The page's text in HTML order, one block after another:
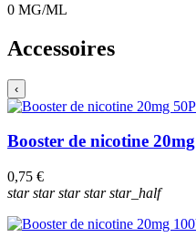
0 MG/ML
Accessoires
‹
Booster de nicotine
0,75 €
starstarstarstarstar_half